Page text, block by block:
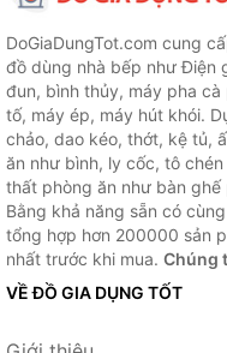
DoGiaDungTot.com cung
đồ dùng nhà bếp như Điện
đun, bình thủy, máy pha
tố, máy ép, máy hút khói.
chảo, dao kéo, thớt, kệ tủ,
ăn như bình, ly cốc, tô
thất phòng ăn như bàn
Bằng khả năng sẵn có
tổng hợp hơn 200000 sản
nhất trước khi mua. Chúng
VỀ ĐỒ GIA DỤNG TỐT